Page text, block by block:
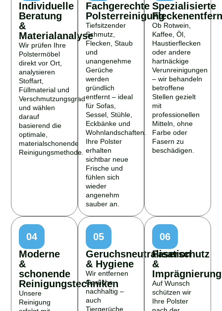
Individuelle
Beratung
&
Materialanalyse
Wir prüfen Ihre
Polstermöbel
direkt vor Ort,
analysieren
Stoffart,
Füllmaterial und
Verschmutzungsgrad
und wählen
darauf
basierend die
optimale,
materialschonende
Reinigungsmethode.
Fachgerechte
Polsterreinigung
Tiefsitzender
Schmutz,
Flecken, Staub
und
unangenehme
Gerüche
werden
gründlich
entfernt – ideal
für Sofas,
Sessel, Stühle,
Eckbänke und
Wohnlandschaften.
Ihre Polster
erhalten
sichtbar neue
Frische und
fühlen sich
wieder
angenehm
sauber an.
Spezialisierte
Ob Rotwein,
Kaffee, Öl,
Haustierflecken
oder andere
hartnäckige
Verunreinigungen
– wir behandeln
betroffene
Stellen gezielt
mit
professionellen
Mitteln, ohne
Farbe oder
Fasern zu
beschädigen.
04
Moderne
&
schonende
Reinigungstechniken
Unsere
Reinigung
05
Geruchsneutralisation
& Hygiene
Wir entfernen
Gerüche
nachhaltig –
auch
Tiergerüche
06
Faserschutz
&
Imprägnierung
Auf Wunsch
schützen wir
Ihre Polster